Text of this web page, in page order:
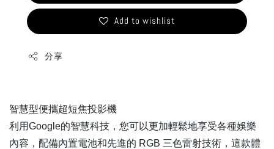
Add to wishlist
分享
智慧型便攜超短焦投影機
利用Google的智慧科技，您可以更加輕鬆地享受各種娛樂
內容，配備內置電池和先進的 RGB 三色雷射技術，這款體